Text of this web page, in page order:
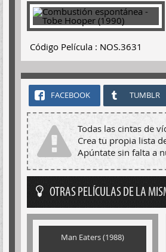
Código Película : NOS.3631
FACEBOOK TUMBLR
Todas las cintas de
Crea tu propia lista
Apúntate sin falta a
OTRAS PELÍCULAS DE LA
Man Eaters (1988)